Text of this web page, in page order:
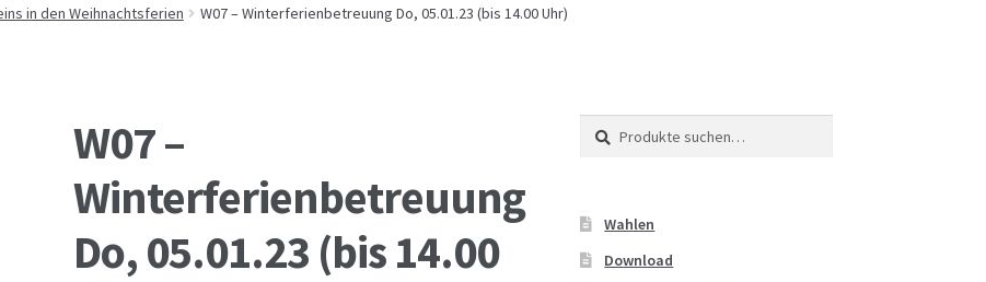
Verkäufer-Seite
der Europawahl vom 26.05.2019Warenkorb
in den Weihnachtsferien W07 – Winterferienbetreuung Do, 05.01.23 (bis 14.00 Uhr)
W07 –
Winterferienbetreuung
Do, 05.01.23 (bis 14.00
Suche
nach:
Suche
Wahlen
Download